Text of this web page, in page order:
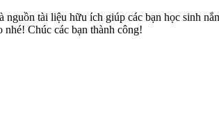
tài liệu hữu ích giúp các bạn học sinh
Chúc các bạn thành công!